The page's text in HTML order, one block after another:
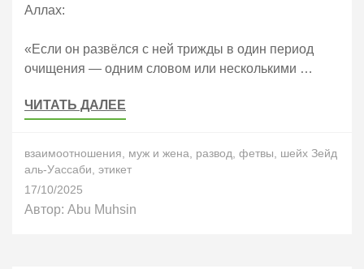
Аллах:
«Если он развёлся с ней трижды в один период
очищения — одним словом или несколькими …
ЧИТАТЬ ДАЛЕЕ
взаимоотношения муж и жена развод фетвы
шейх Зейд
аль-Уассаби этикет
17/10/2025
Автор: Abu Muhsin